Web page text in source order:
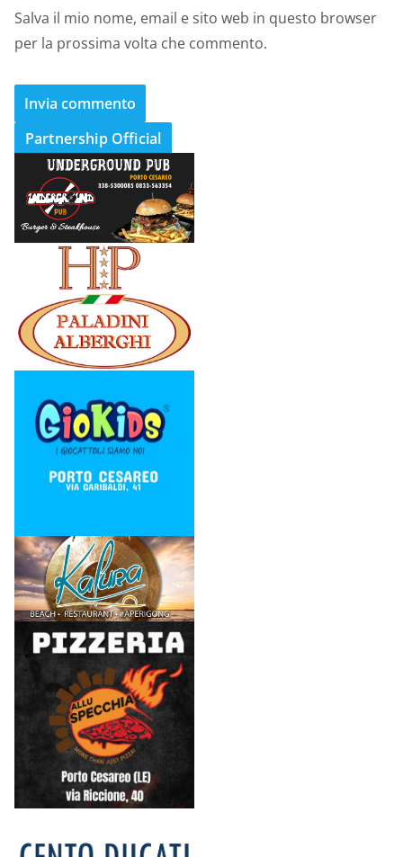
Salva il mio nome, email e sito web in questo browser
per la prossima volta che commento.
Partnership Official